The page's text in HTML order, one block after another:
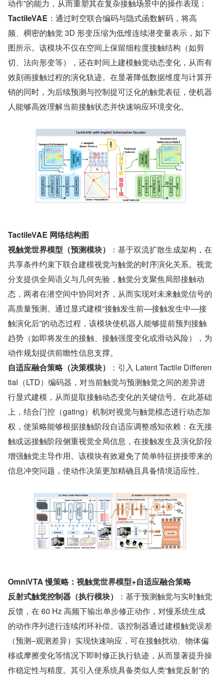
动作”的能力，从而重塑其在复杂接触场景中的操作表现：
TactileVAE ：通过时空联合编码与隐式函数解码，将高
频、稠密的触觉 3D 形变压缩为低维连续潜变量表示，如下
图所示。该模块不仅在空间上保留细粒度接触结构（如剪
切、法向形变等），还在时间上建模触觉动态变化，从而有
效刻画接触过程的演化轨迹。在显著降低数据维度与计算开
销的同时，为后续预测与控制提可泛化的触觉表征，使机器
人能够高效理解当前接触状态并快速响应环境变化。
TactileVAE 网络结构图
视触觉世界模型（预测模块）
：基于双流扩散生成架构，在
共享条件约束下联合建模视觉与触觉的时序演化关系。视觉
分支提供全局语义与几何先验，触觉分支聚焦局部接触动
态，两者在潜空间中协同对齐，从而实现对未来触觉信号的
高质量预测。通过显式建模“接触发生前—接触发生中—接
触演化后”的动态过程，该模块使机器人能够提前预判接触
趋势（如即将发生的接触、接触强度变化或滑动风险），为
动作规划提供前瞻性信息支撑。
自适应融合策略（决策模块）
：引入 Latent Tactile Differen
tial（LTD）编码器，对当前触觉与预测触觉之间的差异进
行显式建模，从而提取接触动态变化的关键信号。在此基础
上，结合门控（gating）机制对视觉与触觉模态进行动态加
权，使策略能够根据接触阶段自适应调整感知依赖：在无接
触或远接触阶段侧重视觉全局信息，在接触发生及演化阶段
增强触觉主导作用。该模块有效避免了简单特征拼接带来的
信息冲突问题，使动作决策更加精确且具备情境适应性。
OmniVTA 慢策略：视触觉世界模型+自适应融合策略
反射式触觉控制器（执行模块）
：基于预测触觉与实时触觉
反馈，在 60 Hz 高频下输出单步修正动作，对慢系统生成
的动作序列进行连续闭环补偿。该控制器通过建模触觉误差
（预测–观测差异）实现快速响应，可在接触扰动、物体偏
移或摩擦变化等情况下即时修正执行轨迹，从而显著提升操
作稳定性与精度。其引入使系统具备类似人类“触觉反射”的